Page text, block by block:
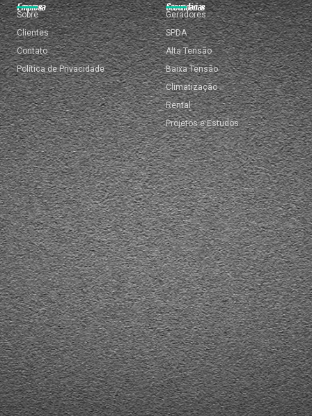
Empresa
Sobre
Clientes
Contato
Política de Privacidade
Secundárias
Geradores
SPDA
Alta Tensão
Baixa Tensão
Climatização
Rental
Projetos e Estudos